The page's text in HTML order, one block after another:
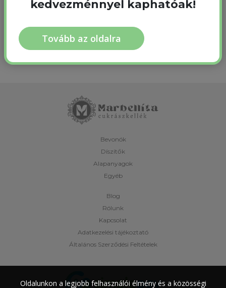
Kosárhoz adom
kedvezménnyel kaphatóak!
Tovább az oldalra
Oldalunkon a legjobb felhasználói élmény és a közösségi
Bevonók
Díszítők
Alapanyagok
Egyéb
Blog
Rólunk
Kapcsolat
Adatkezelési tájékoztató
Általános Szerződési Feltételek